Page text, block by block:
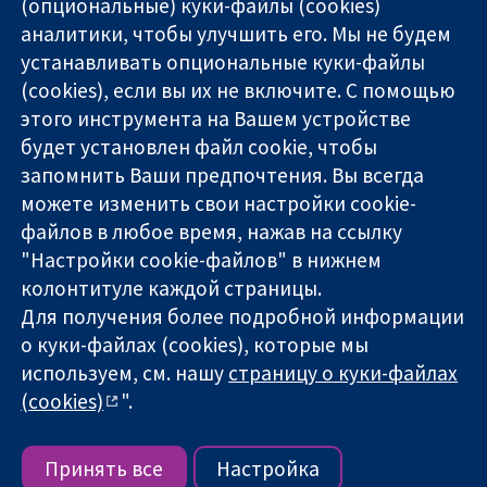
Надёжные
доказательства
Информированные
решения
Во благо
здоровья
11-13 Cavendish
Square
London
W1G 0AN
United Kingdom
Связаться с
нами
Новости
Пресс-
служба
О нас
Работа
Cochrane
Library
The Cochrane Collaboration is a charity (no. 1045921) and a
company limited by guarantee (no. 03044323) registered in
England & Wales. VAT registration number GB 718 2127 49.
Copyright © 2026 The Cochrane Collaboration
Условия использования веб-сайта|Отказ от
ответственности|Конфиденциальность
аналитики, чтобы улучшить его. Мы не будем
устанавливать опциональные куки-файлы
(cookies), если вы их не включите. С помощью
этого инструмента на Вашем устройстве
будет установлен файл cookie, чтобы
запомнить Ваши предпочтения. Вы всегда
можете изменить свои настройки cookie-
файлов в любое время, нажав на ссылку
"Настройки cookie-файлов" в нижнем
колонтитуле каждой страницы.
Для получения более подробной информации
о куки-файлах (cookies), которые мы
используем, см. нашу страницу о куки-файлах
(cookies)
".
Принять все Настройка